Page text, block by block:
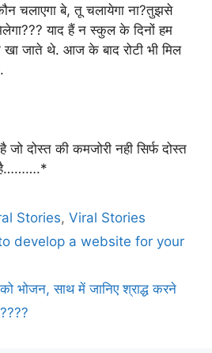
चलाएगा बे, तू चलायेगा ना?तुझसे
याद हैं न स्कुल के दिनों हम
खा जाते थे. आज के बाद रोटी भी मिल
जो दोस्त की कमजोरी नही सिर्फ दोस्त
है……….*
Stories,Viral Stories
develop a website for your
भोजन, साथ में जानिए श्राद्ध करने